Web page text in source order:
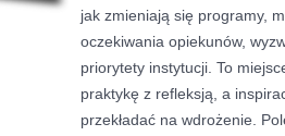
jak zmieniają się programy,
oczekiwania opiekunów,
priorytety instytucji. To
praktykę z refleksją, a
przekładać na wdrożenie.